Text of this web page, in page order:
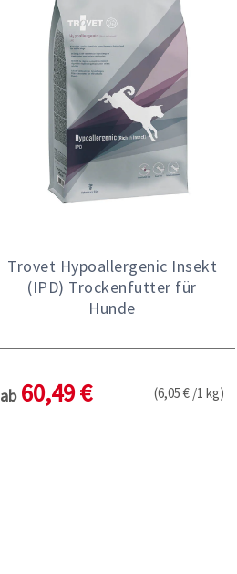
Trovet Hypoallergenic Insekt
(IPD) Trockenfutter für
Hunde
ab 60,49 € (6,05 € /1 kg)